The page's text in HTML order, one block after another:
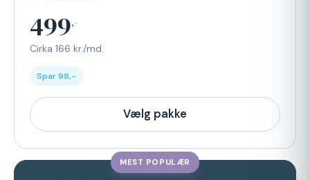
499,-
Cirka 166 kr./md.
Spar 98,-
Vælg pakke
MEST POPULÆR